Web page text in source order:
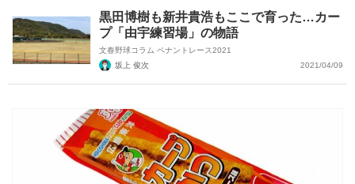
黒田博樹も新井貴浩もここで育った…カー
プ「由宇練習場」の物語
文春野球コラム ペナントレース2021
坂上 俊次
2021/04/09